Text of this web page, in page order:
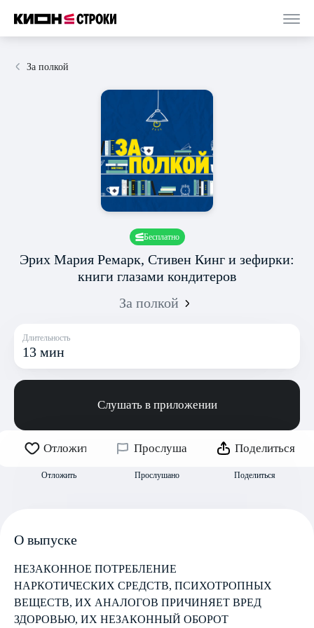
За полкой
Бесплатно
Эрих Мария Ремарк, Стивен Кинг и зефирки:
книги глазами кондитеров
За полкой
Длительность
13 мин
Слушать в приложении
Отложить
Отложить
Прослушано
Прослушано
Поделиться
Поделиться
О выпуске
НЕЗАКОННОЕ ПОТРЕБЛЕНИЕ
НАРКОТИЧЕСКИХ СРЕДСТВ, ПСИХОТРОПНЫХ
ВЕЩЕСТВ, ИХ АНАЛОГОВ ПРИЧИНЯЕТ ВРЕД
ЗДОРОВЬЮ, ИХ НЕЗАКОННЫЙ ОБОРОТ